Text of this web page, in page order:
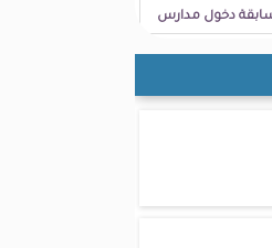
دخول مدارس